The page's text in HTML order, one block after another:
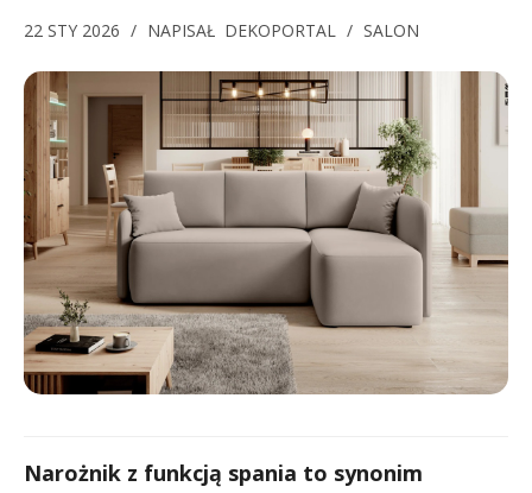
22 STY 2026 / NAPISAŁ DEKOPORTAL / SALON
Narożnik z funkcją spania to synonim